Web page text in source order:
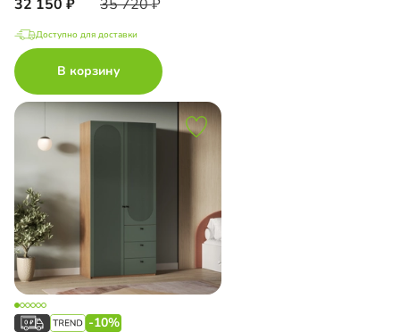
32 150 35 720
Доступно для доставки
В корзину
-10%